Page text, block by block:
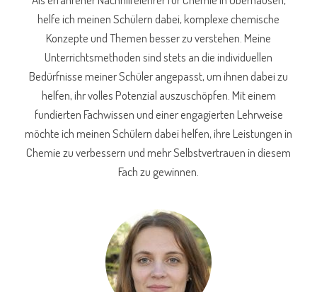
helfe ich meinen Schülern dabei, komplexe chemische
Konzepte und Themen besser zu verstehen. Meine
Unterrichtsmethoden sind stets an die individuellen
Bedürfnisse meiner Schüler angepasst, um ihnen dabei zu
helfen, ihr volles Potenzial auszuschöpfen. Mit einem
fundierten Fachwissen und einer engagierten Lehrweise
möchte ich meinen Schülern dabei helfen, ihre Leistungen in
Chemie zu verbessern und mehr Selbstvertrauen in diesem
Fach zu gewinnen.